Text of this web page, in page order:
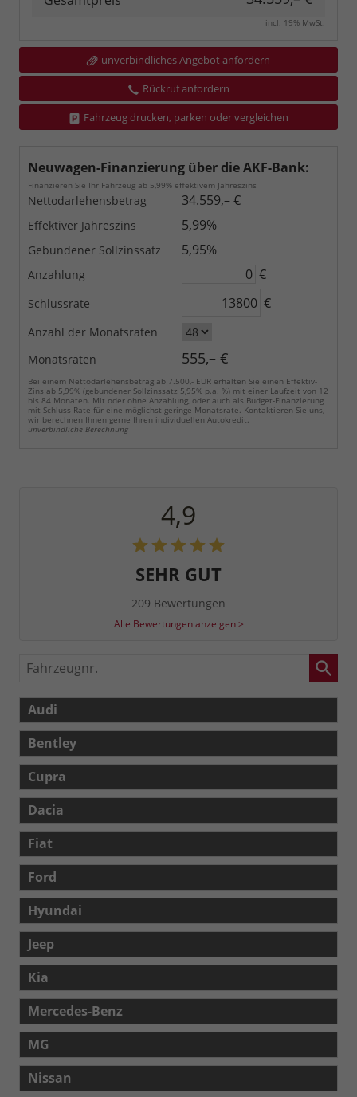
incl. 19% MwSt.
unverbindliches Angebot anfordern
Rückruf anfordern
Fahrzeug drucken, parken oder vergleichen
Neuwagen-Finanzierung über die AKF-Bank:
Finanzieren Sie Ihr Fahrzeug ab 5,99% effektivem Jahreszins
Nettodarlehensbetrag 34.559,– €
Effektiver Jahreszins 5,99%
Gebundener Sollzinssatz 5,95%
Anzahlung €
Schlussrate €
Anzahl der Monatsraten
Monatsraten
555,– €
Bei einem Nettodarlehensbetrag ab 7.500,- EUR erhalten Sie einen Effektiv-
Zins ab 5,99% (gebundener Sollzinssatz 5,95% p.a. %) mit einer Laufzeit von 12
bis 84 Monaten. Mit oder ohne Anzahlung, oder auch als Budget-Finanzierung
mit Schluss-Rate für eine möglichst geringe Monatsrate. Kontaktieren Sie uns,
wir berechnen Ihnen gerne Ihren individuellen Autokredit.
unverbindliche Berechnung
4,9
SEHR GUT
209 Bewertungen
Alle Bewertungen anzeigen >
Fahrzeugnr.
Audi
Bentley
Cupra
Dacia
Fiat
Ford
Hyundai
Jeep
Kia
Mercedes-Benz
MG
Nissan